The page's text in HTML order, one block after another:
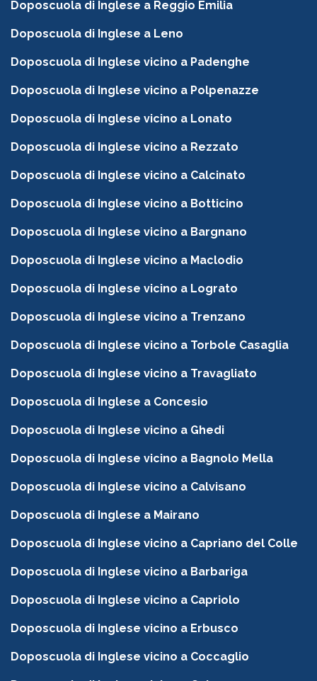
Doposcuola di Inglese a Reggio Emilia
Doposcuola di Inglese a Leno
Doposcuola di Inglese vicino a Padenghe
Doposcuola di Inglese vicino a Polpenazze
Doposcuola di Inglese vicino a Lonato
Doposcuola di Inglese vicino a Rezzato
Doposcuola di Inglese vicino a Calcinato
Doposcuola di Inglese vicino a Botticino
Doposcuola di Inglese vicino a Bargnano
Doposcuola di Inglese vicino a Maclodio
Doposcuola di Inglese vicino a Lograto
Doposcuola di Inglese vicino a Trenzano
Doposcuola di Inglese vicino a Torbole Casaglia
Doposcuola di Inglese vicino a Travagliato
Doposcuola di Inglese a Concesio
Doposcuola di Inglese vicino a Ghedi
Doposcuola di Inglese vicino a Bagnolo Mella
Doposcuola di Inglese vicino a Calvisano
Doposcuola di Inglese a Mairano
Doposcuola di Inglese vicino a Capriano del Colle
Doposcuola di Inglese vicino a Barbariga
Doposcuola di Inglese vicino a Capriolo
Doposcuola di Inglese vicino a Erbusco
Doposcuola di Inglese vicino a Coccaglio